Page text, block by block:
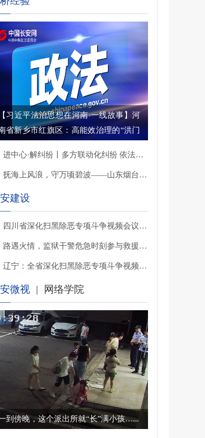
【习近平法治思想在河南·一线故事】河
省新乡市红旗区：高能效治理的“洪门
进中心·解纠纷丨多方联动化纠纷 依法调解护农耕
抚海上风浪，守万顷碧波——山东烟台把矛盾化解在微澜未起时
建设
四川省深化扫黑除恶专项斗争视频会议召开 于立军出席并讲话
路遇火情，监狱干警危急时刻参与救援显身手！
辽宁：全省深化扫黑除恶专项斗争视频会议召开
微视 | 网络学院
到傍晚，这个派出所就“长”满小孩…...